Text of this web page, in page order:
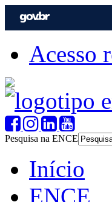
Acesso
Pesquisa na ENCE
Início
ENCE